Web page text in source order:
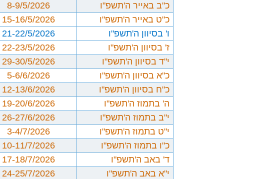
כ"ב באייר ה'תשפ"ו
8-9/5/2026
כ"ט באייר ה'תשפ"ו
15-16/5/2026
ו' בסיוון ה'תשפ"ו
21-22/5/2026
ז' בסיוון ה'תשפ"ו
22-23/5/2026
י"ד בסיוון ה'תשפ"ו
29-30/5/2026
כ"א בסיוון ה'תשפ"ו
5-6/6/2026
כ"ח בסיוון ה'תשפ"ו
12-13/6/2026
ה' בתמוז ה'תשפ"ו
19-20/6/2026
י"ב בתמוז ה'תשפ"ו
26-27/6/2026
י"ט בתמוז ה'תשפ"ו
3-4/7/2026
כ"ו בתמוז ה'תשפ"ו
10-11/7/2026
ד' באב ה'תשפ"ו
17-18/7/2026
י"א באב ה'תשפ"ו
24-25/7/2026